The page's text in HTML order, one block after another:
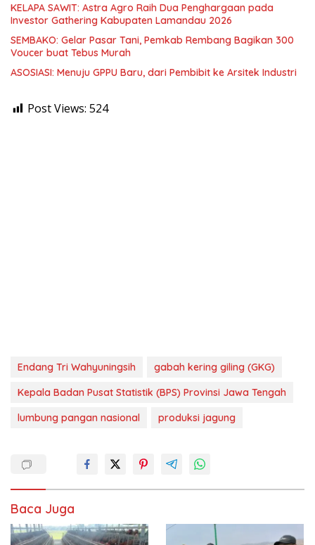
KELAPA SAWIT: Astra Agro Raih Dua Penghargaan pada
Investor Gathering Kabupaten Lamandau 2026
SEMBAKO: Gelar Pasar Tani, Pemkab Rembang Bagikan 300
Voucer buat Tebus Murah
ASOSIASI: Menuju GPPU Baru, dari Pembibit ke Arsitek Industri
Post Views: 524
Endang Tri Wahyuningsih
gabah kering giling (GKG)
Kepala Badan Pusat Statistik (BPS) Provinsi Jawa Tengah
lumbung pangan nasional
produksi jagung
Baca Juga